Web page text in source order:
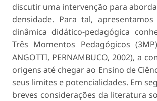
discutir uma intervenção para
densidade. Para tal,
dinâmica didático-pedagógica
Três Momentos Pedagógicos (3MP)
ANGOTTI, PERNAMBUCO, 2002), a
origens até chegar ao Ensino de
seus limites e potencialidades. Em
breves considerações da literatura